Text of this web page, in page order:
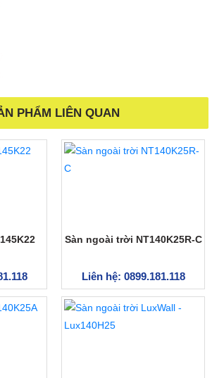
PHẨM LIÊN QUAN
Sàn ngoài trời NT140K25R-C
Liên hệ: 0899.181.118